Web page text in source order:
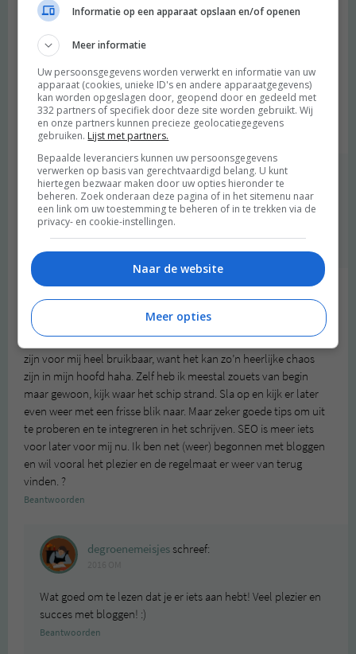
Maschaschreef:
Wow. Super handig! Vooral het SEO verhaal vind ik super nuttig,
ik heb die plugin net geinstaleerd en moet maar eens mijn
artikelen gaan checken. :)
Bedankt voor de tips
Beantwoorden
degroenemeisjesschreef:
2016 OM
Hoppa! Succes ermee :)
Handige tips weer, dankjewel! Vooral die structuur aanbrengen
zijn voor mij heel bruikbaar, want het kan zo’n heerlijke chaos
zijn in mijn hoofd haha. Zelf heb ik meestal zouets van begin
maar gewoon, kijk waar het schip strand. Sla op en kijk er later
even weer met een frisse blik naar. Maar zeker goede tips om uit
te proberen en te integreren in het schrijven. SEO is meer iets
voor later voor mij nu. Ik ben net (weer) begonnen met bloggen
en wil vooral het plezier en de regelmaat er weer van terug
vinden. ?
Beantwoorden
degroenemeisjesschreef:
Wat goed om te lezen dat je er iets aan hebt! Veel plezier en
succes met bloggen! :)
Beantwoorden
Informatie op een apparaat opslaan en/of openen
Meer informatie
Uw persoonsgegevens worden verwerkt en informatie van uw
apparaat (cookies, unieke ID's en andere apparaatgegevens)
kan worden opgeslagen door, geopend door en gedeeld met
332 partners of specifiek door deze site worden gebruikt. Wij
en onze partners kunnen precieze geolocatiegegevens
gebruiken. Lijst met partners.
Bepaalde leveranciers kunnen uw persoonsgegevens
verwerken op basis van gerechtvaardigd belang. U kunt
hiertegen bezwaar maken door uw opties hieronder te
beheren. Zoek onderaan deze pagina of in het sitemenu naar
een link om uw toestemming te beheren of in te trekken via de
privacy- en cookie-instellingen.
Naar de website
Meer opties